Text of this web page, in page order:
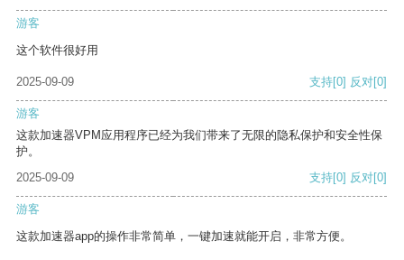
游客
这个软件很好用
2025-09-09 支持[0] 反对[0]
游客
这款加速器VPM应用程序已经为我们带来了无限的隐私保护和安全性保
护。
2025-09-09
支持[0] 反对[0]
游客
这款加速器app的操作非常简单，一键加速就能开启，非常方便。